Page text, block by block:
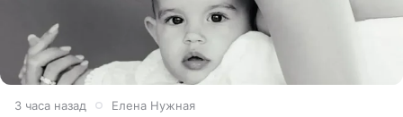
3 часа назад Елена Нужная